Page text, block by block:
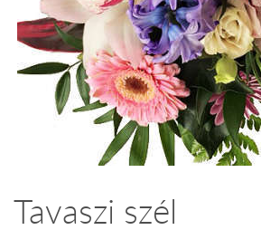
Tavaszi szél